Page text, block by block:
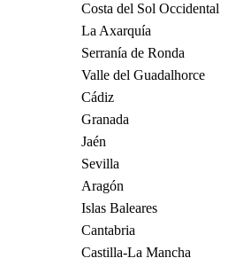
Costa del Sol Occidental
La Axarquía
Serranía de Ronda
Valle del Guadalhorce
Cádiz
Granada
Jaén
Sevilla
Aragón
Islas Baleares
Cantabria
Castilla-La Mancha